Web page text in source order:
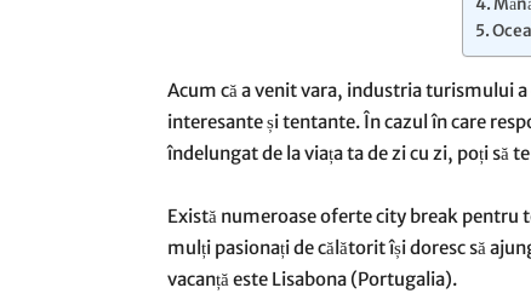
Acum că a venit vara, industria turismului a
interesante și tentante. În cazul în care
îndelungat de la viața ta de zi cu zi, poți să
Există numeroaseoferte city break pentru
mulți pasionați de călătorit își doresc să
vacanță este Lisabona (Portugalia).